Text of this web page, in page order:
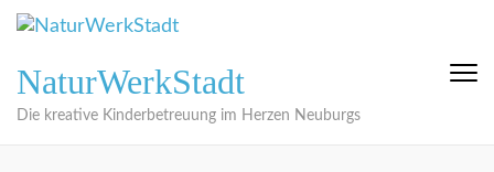
Zum
Inhalt
(Eingabetaste
drücken)
NaturWerkStadt
Die kreative Kinderbetreuung im Herzen Neuburgs